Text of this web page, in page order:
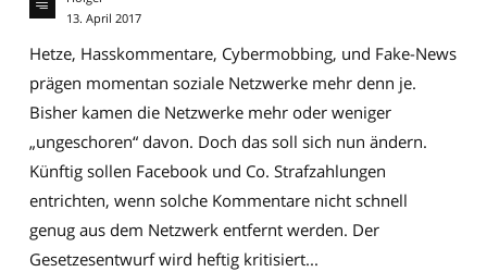
13. April 2017
Hetze, Hasskommentare, Cybermobbing, und Fake-News
prägen momentan soziale Netzwerke mehr denn je.
Bisher kamen die Netzwerke mehr oder weniger
„ungeschoren“ davon. Doch das soll sich nun ändern.
Künftig sollen Facebook und Co. Strafzahlungen
entrichten, wenn solche Kommentare nicht schnell
genug aus dem Netzwerk entfernt werden. Der
Gesetzesentwurf wird heftig kritisiert...